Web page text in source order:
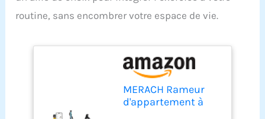
routine, sans encombrer votre espace de vie.
MERACH Rameur
d'appartement à